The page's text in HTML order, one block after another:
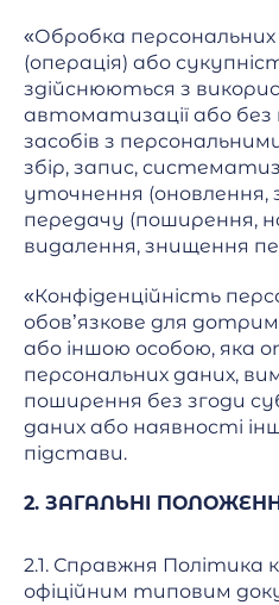
«Обробка персональних
(операція) або
здійснюються з
автоматизації або
засобів з
збір, запис,
уточнення (оновлення,
передачу (поширення,
видалення, знищення
«Конфіденційність
обов’язкове для
або іншою особою, яка
персональних даних,
поширення без згоди
даних або наявності
підстави.
2. ЗАГАЛЬНІ
2.1. Справжня Політика
офіційним типовим